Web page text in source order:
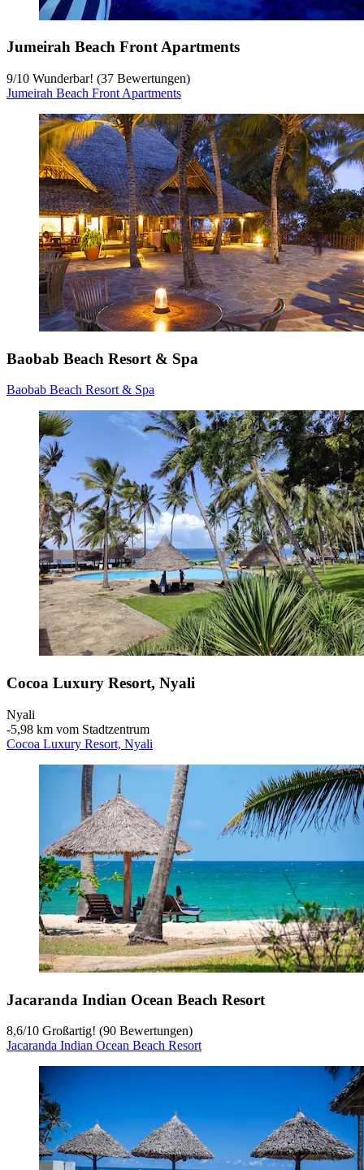
Jumeirah Beach Front Apartments
9/10 Wunderbar! (37 Bewertungen)
Jumeirah Beach Front Apartments
Baobab Beach Resort & Spa
Baobab Beach Resort & Spa
Cocoa Luxury Resort, Nyali
Nyali
‐5,98 km vom Stadtzentrum
Cocoa Luxury Resort, Nyali
Jacaranda Indian Ocean Beach Resort
8,6/10 Großartig! (90 Bewertungen)
Jacaranda Indian Ocean Beach Resort